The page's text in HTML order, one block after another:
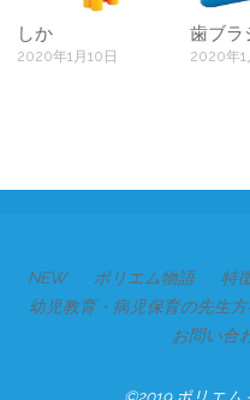
しか
2020年1月10日
歯ブラ
2020年1
NEW ポリエム物語 特
幼児教育・病児保育の先生
お問い合
©2019 ポリエム